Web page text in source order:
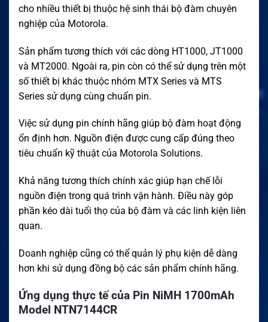
cho nhiều thiết bị thuộc hệ sinh thái bộ đàm chuyên
nghiệp của Motorola.
Sản phẩm tương thích với các dòng HT1000, JT1000
và MT2000. Ngoài ra, pin còn có thể sử dụng trên một
số thiết bị khác thuộc nhóm MTX Series và MTS
Series sử dụng cùng chuẩn pin.
Việc sử dụng pin chính hãng giúp bộ đàm hoạt động
ổn định hơn. Nguồn điện được cung cấp đúng theo
tiêu chuẩn kỹ thuật của Motorola Solutions.
Khả năng tương thích chính xác giúp hạn chế lỗi
nguồn điện trong quá trình vận hành. Điều này góp
phần kéo dài tuổi thọ của bộ đàm và các linh kiện liên
quan.
Doanh nghiệp cũng có thể quản lý phụ kiện dễ dàng
hơn khi sử dụng đồng bộ các sản phẩm chính hãng.
Ứng dụng thực tế của Pin NiMH 1700mAh
Model NTN7144CR